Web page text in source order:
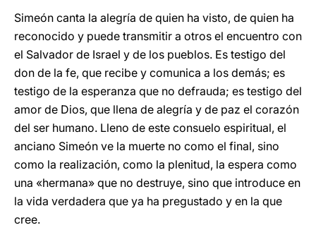
Simeón canta la alegría de quien ha visto, de quien ha
reconocido y puede transmitir a otros el encuentro con
el Salvador de Israel y de los pueblos. Es testigo del
don de la fe, que recibe y comunica a los demás; es
testigo de la esperanza que no defrauda; es testigo del
amor de Dios, que llena de alegría y de paz el corazón
del ser humano. Lleno de este consuelo espiritual, el
anciano Simeón ve la muerte no como el final, sino
como la realización, como la plenitud, la espera como
una «hermana» que no destruye, sino que introduce en
la vida verdadera que ya ha pregustado y en la que
cree.